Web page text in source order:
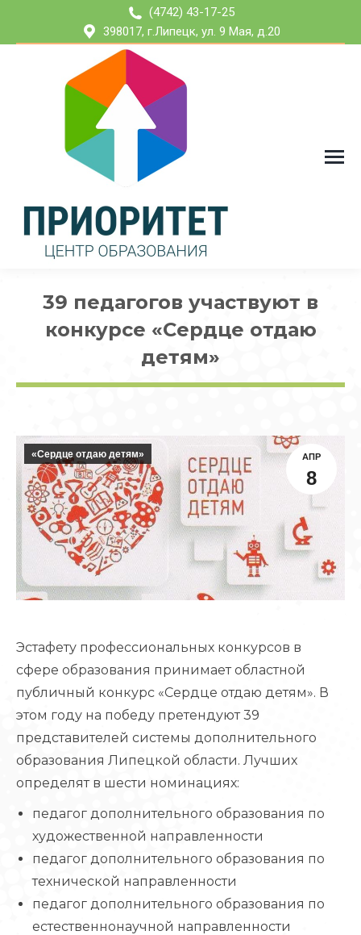
(4742) 43-17-25
398017, г.Липецк, ул. 9 Мая, д.20
39 педагогов участвуют в
конкурсе «Сердце отдаю
детям»
АПР
8
«Сердце отдаю детям»
Эстафету профессиональных конкурсов в
сфере образования принимает областной
публичный конкурс «Сердце отдаю детям». В
этом году на победу претендуют 39
представителей системы дополнительного
образования Липецкой области. Лучших
определят в шести номинациях:
педагог дополнительного образования по
художественной направленности
педагог дополнительного образования по
технической направленности
педагог дополнительного образования по
естественнонаучной направленности